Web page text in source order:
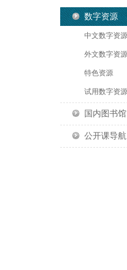
数字资源
中文数字资源
外文数字资源
特色资源
试用数字资源
国内图书馆
公开课导航